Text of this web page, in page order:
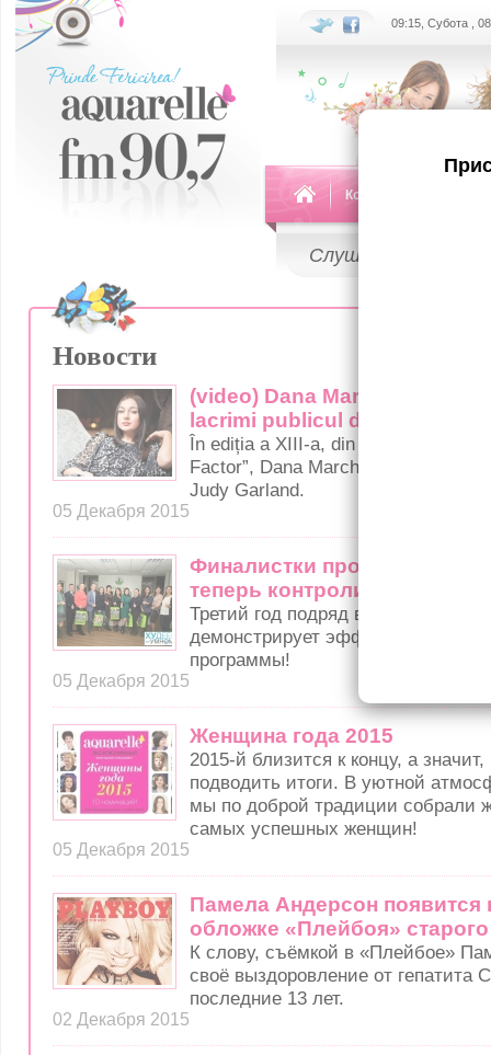
09:15, Субота ,
Команда
Слушай
Новости
(video) Dana Marchitan a
lacrimi publicul de la X Factor
În ediția a XIII-a, din Bootcamp, a
Factor”, Dana Marchitan a cântat
Judy Garland.
05 Декабря 2015
Финалистки проекта
теперь контролируют вес
Третий год подряд в рамках
демонстрирует эффективность
программы!
05 Декабря 2015
Женщинa года 2015
2015-й близится к концу, а
подводить итоги. В уютной
мы по доброй традиции собрали
самых успешных женщин!
05 Декабря 2015
Памела Андерсон появится
обложке «Плейбоя»
К слову, съёмкой в «Плейбое»
своё выздоровление от гепатита
последние 13 лет.
02 Декабря 2015